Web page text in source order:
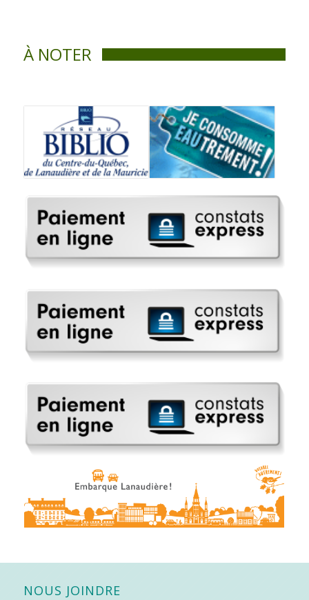
À NOTER
NOUS JOINDRE